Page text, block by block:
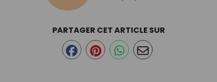
PARTAGER CET ARTICLE SUR